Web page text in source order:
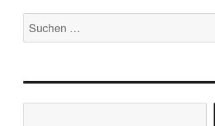
Suchen
nach: